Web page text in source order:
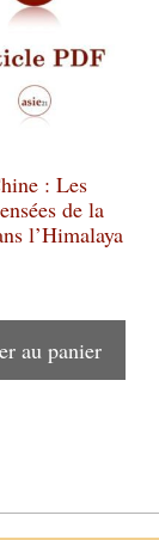
: Les
de la
l’Himalaya
au panier